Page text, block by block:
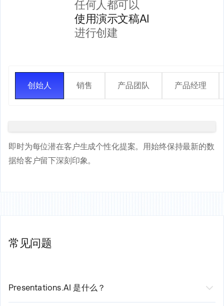
任何人都可以
使用演示文稿AI
进行创建
创始人 销售 产品团队 产品经理
即时为每位潜在客户生成个性化提案。用始终保持最新的数
据给客户留下深刻印象。
常见问题
Presentations.AI 是什么？
Presentations.AI 是一家AI演示文稿软件公司，帮助800万